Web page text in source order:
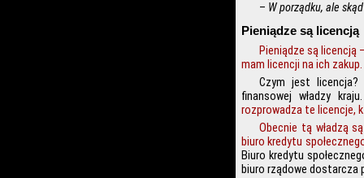
– W porządku, ale
Pieniądze są licencją
Pieniądze są licencją
mam licencji na ich zakup.
Czym jest
finansowej władzy
rozprowadza te licencje,
Obecnie tą władzą
biuro kredytu
Biuro kredytu
biuro rządowe dostarcza